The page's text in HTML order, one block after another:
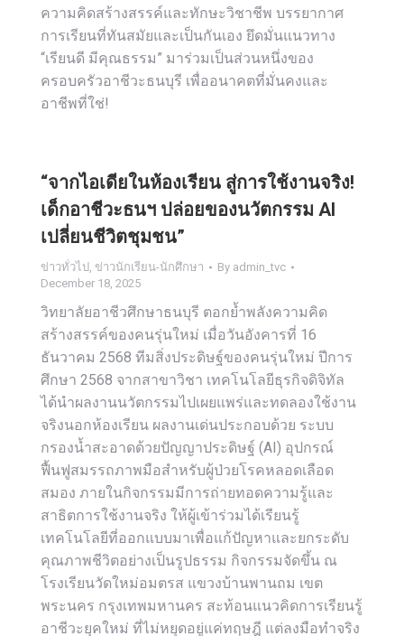
ความคิดสร้างสรรค์และทักษะวิชาชีพ บรรยากาศ
การเรียนที่ทันสมัยและเป็นกันเอง ยึดมั่นแนวทาง
“เรียนดี มีคุณธรรม” มาร่วมเป็นส่วนหนึ่งของ
ครอบครัวอาชีวะธนบุรี เพื่ออนาคตที่มั่นคงและ
อาชีพที่ใช่!
“จากไอเดียในห้องเรียน สู่การใช้งานจริง!
เด็กอาชีวะธนฯ ปล่อยของนวัตกรรม AI
เปลี่ยนชีวิตชุมชน”
ข่าวทั่วไป, ข่าวนักเรียน-นักศึกษา By admin_tvc
December 18, 2025
วิทยาลัยอาชีวศึกษาธนบุรี ตอกย้ำพลังความคิด
สร้างสรรค์ของคนรุ่นใหม่ เมื่อวันอังคารที่ 16
ธันวาคม 2568 ทีมสิ่งประดิษฐ์ของคนรุ่นใหม่ ปีการ
ศึกษา 2568 จากสาขาวิชา เทคโนโลยีธุรกิจดิจิทัล
ได้นำผลงานนวัตกรรมไปเผยแพร่และทดลองใช้งาน
จริงนอกห้องเรียน ผลงานเด่นประกอบด้วย ระบบ
กรองน้ำสะอาดด้วยปัญญาประดิษฐ์ (AI) อุปกรณ์
ฟื้นฟูสมรรถภาพมือสำหรับผู้ป่วยโรคหลอดเลือด
สมอง ภายในกิจกรรมมีการถ่ายทอดความรู้และ
สาธิตการใช้งานจริง ให้ผู้เข้าร่วมได้เรียนรู้
เทคโนโลยีที่ออกแบบมาเพื่อแก้ปัญหาและยกระดับ
คุณภาพชีวิตอย่างเป็นรูปธรรม กิจกรรมจัดขึ้น ณ
โรงเรียนวัดใหม่อมตรส แขวงบ้านพานถม เขต
พระนคร กรุงเทพมหานคร สะท้อนแนวคิดการเรียนรู้
อาชีวะยุคใหม่ ที่ไม่หยุดอยู่แค่ทฤษฎี แต่ลงมือทำจริง